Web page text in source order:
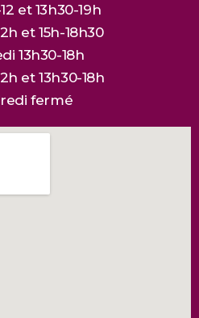
et 13h30-19h
et 15h-18h30
13h30-18h
et 13h30-18h
fermé